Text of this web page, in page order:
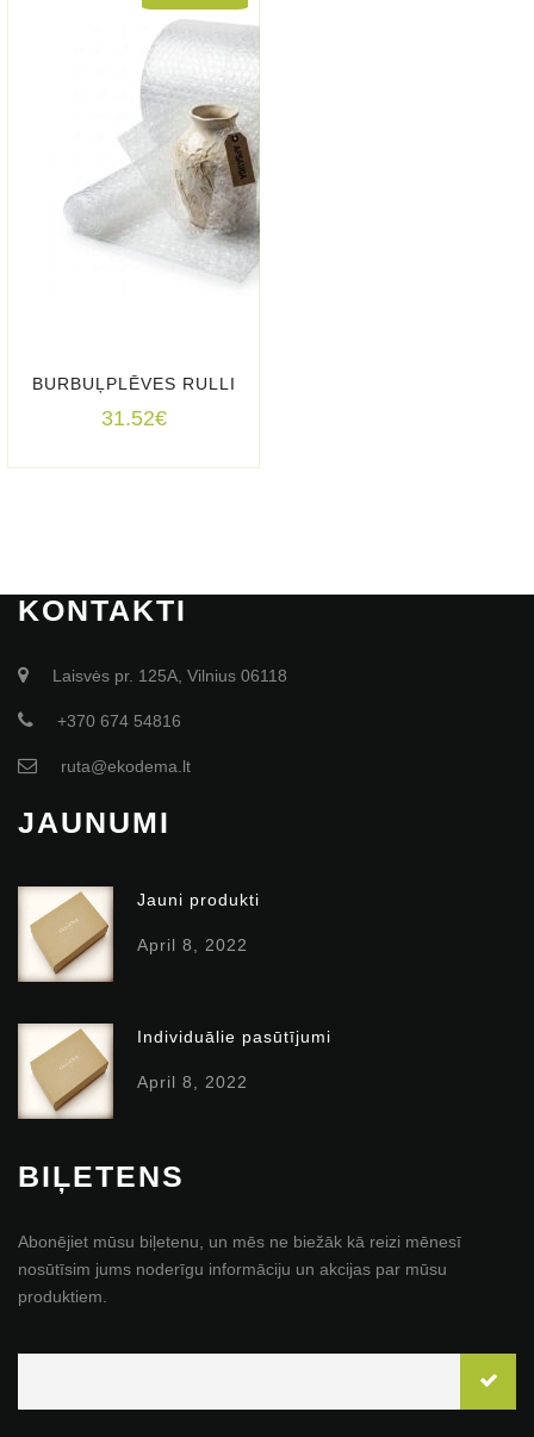
BURBUĻPLĒVES RULLI
31.52€
KONTAKTI
Laisvės pr. 125A, Vilnius 06118
+370 674 54816
ruta@ekodema.lt
JAUNUMI
Jauni produkti
April 8, 2022
Individuālie pasūtījumi
April 8, 2022
BIĻETENS
Abonējiet mūsu biļetenu, un mēs ne biežāk kā reizi mēnesī
nosūtīsim jums noderīgu informāciju un akcijas par mūsu
produktiem.